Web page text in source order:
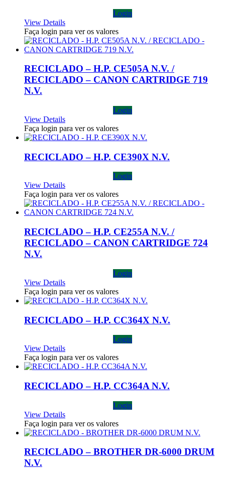
Login
View Details
Faça login para ver os valores
RECICLADO – H.P. CE505A N.V. /
RECICLADO – CANON CARTRIDGE 719
N.V.
Login
View Details
Faça login para ver os valores
RECICLADO – H.P. CE390X N.V.
Login
View Details
Faça login para ver os valores
RECICLADO – H.P. CE255A N.V. /
RECICLADO – CANON CARTRIDGE 724
N.V.
Login
View Details
Faça login para ver os valores
RECICLADO – H.P. CC364X N.V.
Login
View Details
Faça login para ver os valores
RECICLADO – H.P. CC364A N.V.
Login
View Details
Faça login para ver os valores
RECICLADO – BROTHER DR-6000 DRUM
N.V.